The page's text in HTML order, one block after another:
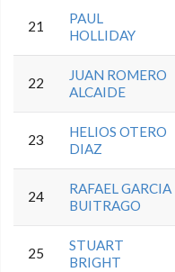
21
PAUL
HOLLIDAY
22
JUAN ROMERO
ALCAIDE
23
HELIOS OTERO
DIAZ
24
RAFAEL GARCIA
BUITRAGO
25
STUART
BRIGHT